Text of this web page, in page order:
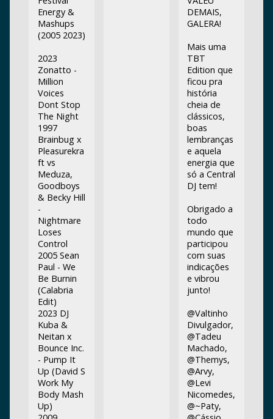
Energy &
Mashups
(2005 2023)
2023
Zonatto -
Million
Voices
Dont Stop
The Night
1997
Brainbug x
Pleasurekra
ft vs
Meduza,
Goodboys
& Becky Hill
-
Nightmare
Loses
Control
2005 Sean
Paul - We
Be Burnin
(Calabria
Edit)
2023 DJ
Kuba &
Neitan x
Bounce Inc.
- Pump It
Up (David S
Work My
Body Mash
Up)
DEMAIS,
GALERA!
Mais uma
TBT
Edition que
ficou pra
história
cheia de
clássicos,
boas
lembranças
e aquela
energia que
só a Central
DJ tem!
Obrigado a
todo
mundo que
participou
com suas
indicações
e vibrou
junto!
@Valtinho
Divulgador,
@Tadeu
Machado,
@Themys,
@Arvy,
@Levi
Nicomedes,
@~Paty,